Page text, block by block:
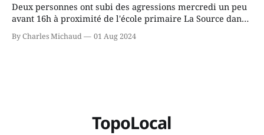
Deux personnes ont subi des agressions mercredi un peu
avant 16h à proximité de l'école primaire La Source dans
le secteur Bellefeuille de Saint-Jérôme. L'une de deux
victimes aurait été écrasée sous un véhicule et aspergée
By Charles Michaud 01 Aug 2024
TopoLocal